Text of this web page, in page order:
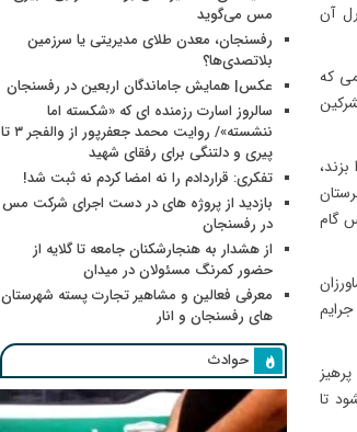
آن
که
گام
تا
مس می‌گوید
رفسنجان، معدن طلای مدیریتی یا سرزمین
بلاتصدی‌ها؟
عکس| همایش جاماندگان اربعین در رفسنجان
سالروز اسارت رزمنده ای که «شکسته اما
ننشسته»/ روایت محمد جعفرپور از والفجر ۳ تا
پیری و دلتنگی برای رفقای شهید
تفکری: قراردادم را نه امضا کردم نه ثبت شد!
بازدید از پروژه های در دست اجرای شرکت مس
در رفسنجان
از هشدار به هنجارشکنان جامعه تا گلایه از
حضور کمرنگ مسئولان در میدان
معرفی فعالین و مشاهیر تجارت پسته شهرستان
های رفسنجان و انار
حوادث